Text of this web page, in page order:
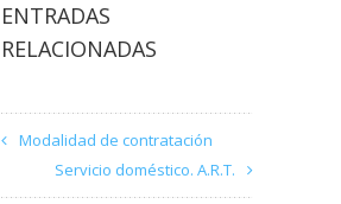
ENTRADAS
RELACIONADAS
Modalidad de contratación
Servicio doméstico. A.R.T.